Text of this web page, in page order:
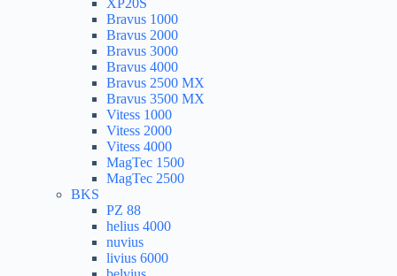
Bravus 1000
Bravus 2000
Bravus 3000
Bravus 4000
Bravus 2500 MX
Bravus 3500 MX
Vitess 1000
Vitess 2000
Vitess 4000
MagTec 1500
MagTec 2500
BKS
PZ 88
helius 4000
nuvius
livius 6000